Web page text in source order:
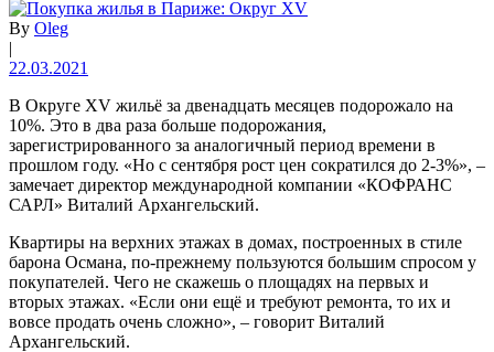
By Oleg
|
22.03.2021
В Округе XV жильё за двенадцать месяцев подорожало на
10%. Это в два раза больше подорожания,
зарегистрированного за аналогичный период времени в
прошлом году. «Но с сентября рост цен сократился до 2-3%», –
замечает директор международной компании «КОФРАНС
САРЛ» Виталий Архангельский.
Квартиры на верхних этажах в домах, построенных в стиле
барона Османа, по-прежнему пользуются большим спросом у
покупателей. Чего не скажешь о площадях на первых и
вторых этажах. «Если они ещё и требуют ремонта, то их и
вовсе продать очень сложно», – говорит Виталий
Архангельский.